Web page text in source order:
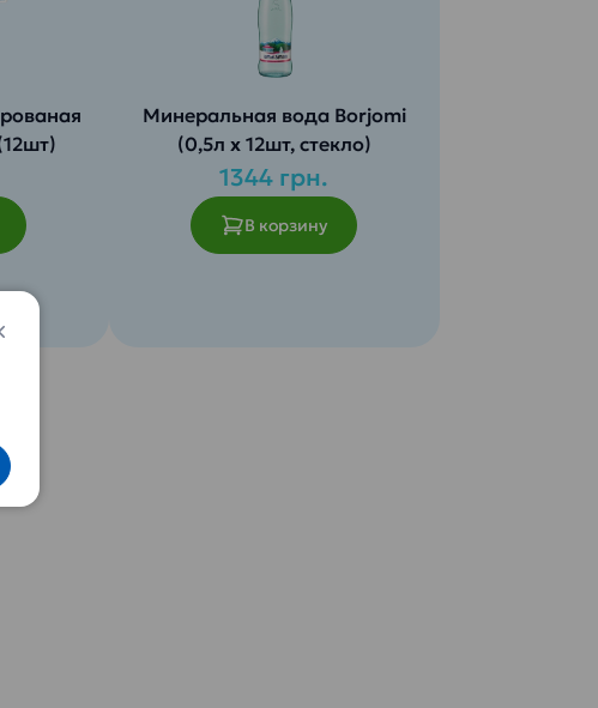
Минеральная вода Borjomi
(0,5л х 12шт, стекло)
1344 грн.
В корзину